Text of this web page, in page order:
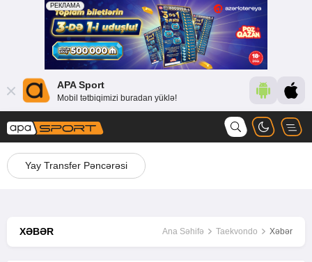
APA Sport
Mobil tətbiqimizi buradan yüklə!
Yay Transfer Pəncərəsi
XƏBƏR Ana Səhifə Taekvondo Xəbər